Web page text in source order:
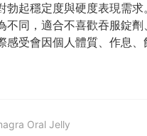
勃起穩定度與硬度表現需
不同，適合不喜歡吞服錠
感受會因個人體質、作息
Oral Jelly